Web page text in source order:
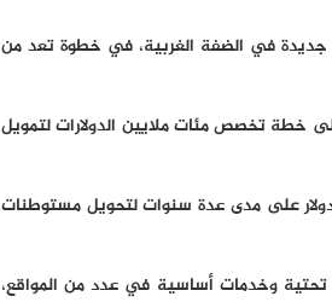
إلى المصادقة على خطة لتمويل إنشاء 61 مستوطنة جديدة في الضفة الغربية، في خطوة تعد من
خطة تخصص مئات ملايين الدولارات لتمويل
الأميركي أن المقترح يتضمن تخصيص أكثر من 350 مليون دولار على مدى عدة سنوات لتحويل مستوطنات
تحتية وخدمات أساسية في عدد من المواقع،